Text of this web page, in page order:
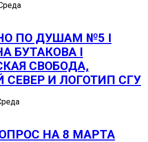
ПО ДУШАМ №5 I
БУТАКОВА I
СВОБОДА,
СЕВЕР И ЛОГОТИП СГУ
НА 8 МАРТА